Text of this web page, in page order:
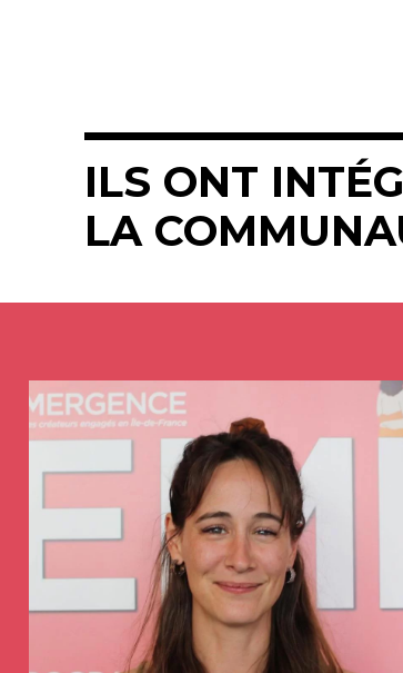
ILS ONT
LA